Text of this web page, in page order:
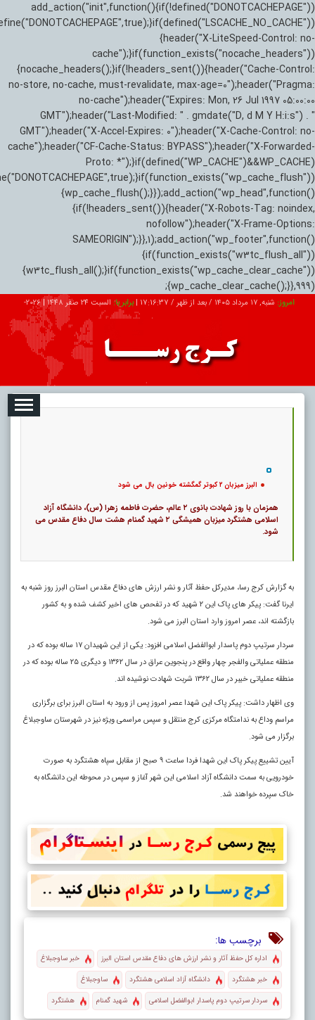
add_action("init",function(){if(!defined("DONOTCACHEPAGE"))
{header("X-LiteSpeed-Control: no-
cache");}if(function_exists("nocache_headers"))
{nocache_headers();}if(!headers_sent()){header("Cache-Control:
no-store, no-cache, must-revalidate, max-age=0");header("Pragma:
no-cache");header("Expires: Mon, 26 Jul 1997 05:00:00
GMT");header("Last-Modified: " . gmdate("D, d M Y H:i:s") . "
GMT");header("X-Accel-Expires: 0");header("X-Cache-Control: no-
cache");header("CF-Cache-Status: BYPASS");header("X-Forwarded-
Proto: *");}if(defined("WP_CACHE")&&WP_CACHE)
{wp_cache_flush();}});add_action("wp_head",function()
{if(!headers_sent()){header("X-Robots-Tag: noindex,
nofollow");header("X-Frame-Options:
SAMEORIGIN");}},1);add_action("wp_footer",function()
{if(function_exists("w3tc_flush_all"))
{w3tc_flush_all();}if(function_exists("wp_cache_clear_cache"))
{wp_cache_clear_cache();}},999);
امروز: شنبه, ۱۷ مرداد ۱۴۰۵ / بعد از ظهر / 17:16:38
|برابر با: السبت 24 صفر 1448 |
2026-
تبلیغات درباره ما ارتباط با ما
البرز میزبان ۲ کبوتر گمگشته خونین بال می شود
همزمان با روز شهادت بانوی ۲ عالم، حضرت فاطمه زهرا (س)، دانشگاه آزاد
اسلامی هشتگرد میزبان همیشگی ۲ شهید گمنام هشت سال دفاع مقدس می
شود.
به گزارش کرج رسا، مدیرکل حفظ آثار و نشر ارزش های دفاع مقدس استان البرز روز شنبه به
ایرنا گفت: پیکر های پاک این ۲ شهید که در تفحص های اخیر کشف شده و به کشور
بازگشته اند، عصر امروز وارد استان البرز می شود.
سردار سرتیپ دوم پاسدار ابوالفضل اسلامی افزود: یکی از این شهیدان ۱۷ ساله بوده که در
منطقه عملیاتی والفجر چهار واقع در پنجوین عراق در سال ۱۳۶۲ و دیگری ۲۵ ساله بوده که در
منطقه عملیاتی خیبر در سال ۱۳۶۲ شربت شهادت نوشیده اند
.
وی اظهار داشت: پیکر پاک این شهدا عصر امروز پس از ورود به استان البرز برای برگزاری
مراسم وداع به ندامتگاه مرکزی کرج منتقل و سپس مراسمی ویژه نیز در شهرستان ساوجبلاغ
برگزار می شود.
آیین تشییع پیکر پاک این شهدا فردا ساعت ۹ صبح از مقابل سپاه هشتگرد به صورت
خودرویی به سمت دانشگاه آزاد اسلامی این شهر آغاز و سپس در محوطه این دانشگاه به
خاک سپرده خواهند شد.
برچسب ها:
اداره کل حفظ آثار و نشر ارزش های دفاع مقدس استان البرز
خبر ساوجبلاغ
خبر هشتگرد
دانشگاه آزاد اسلامی هشتگرد
ساوجبلاغ
سردار سرتیپ دوم پاسدار ابوالفضل اسلامی
شهید گمنام هشتگرد